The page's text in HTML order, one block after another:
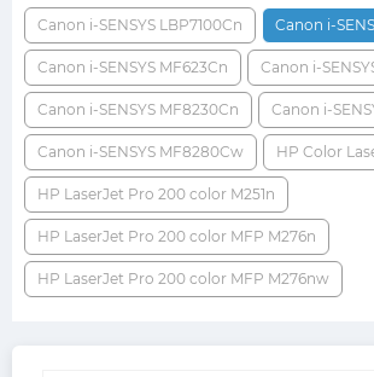
Canon i-SENSYS LBP7100Cn Canon i-
Canon i-SENSYS MF623Cn Canon i-
Canon i-SENSYS MF8230Cn Canon i-
Canon i-SENSYS MF8280Cw HP Color
HP LaserJet Pro 200 color M251n
HP LaserJet Pro 200 color MFP M276n
HP LaserJet Pro 200 color MFP M276nw